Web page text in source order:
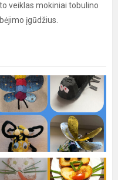
veiklas mokiniai tobulino
įgūdžius.